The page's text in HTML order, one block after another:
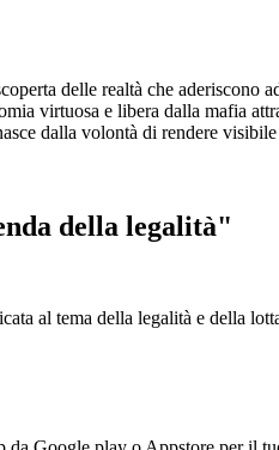
delle realtà che
virtuosa e libera dalla mafia
dalla volontà di rendere
della legalità"
al tema della legalità e della